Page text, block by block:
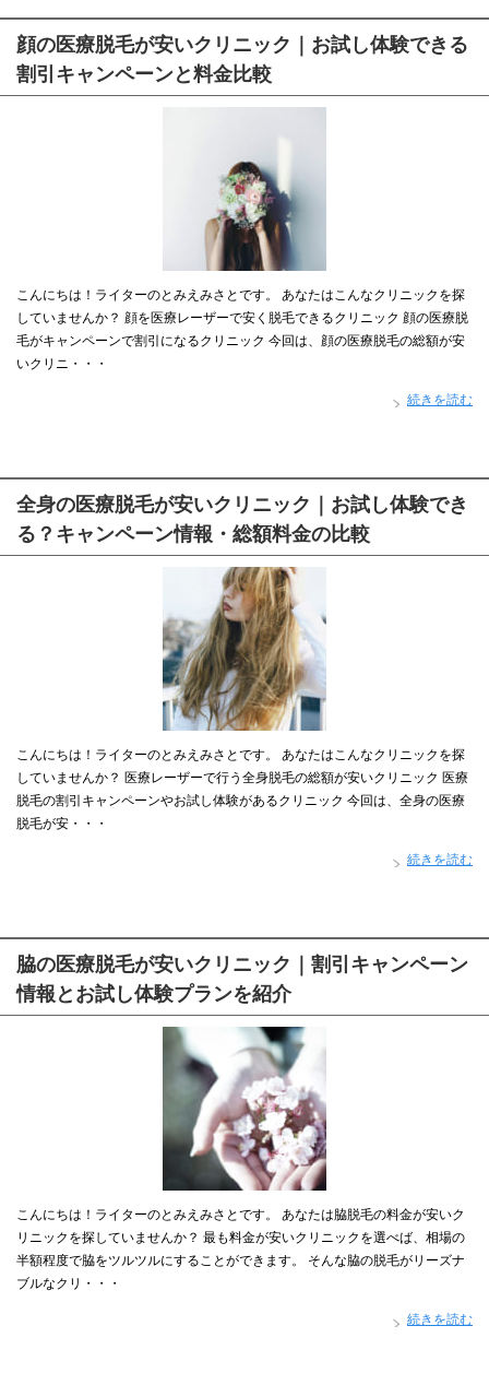
顔の医療脱毛が安いクリニック｜お試し体験できる
割引キャンペーンと料金比較
こんにちは！ライターのとみえみさとです。 あなたはこんなクリニックを探
していませんか？ 顔を医療レーザーで安く脱毛できるクリニック 顔の医療脱
毛がキャンペーンで割引になるクリニック 今回は、顔の医療脱毛の総額が安
いクリニ・・・
続きを読む
全身の医療脱毛が安いクリニック｜お試し体験でき
る？キャンペーン情報・総額料金の比較
こんにちは！ライターのとみえみさとです。 あなたはこんなクリニックを探
していませんか？ 医療レーザーで行う全身脱毛の総額が安いクリニック 医療
脱毛の割引キャンペーンやお試し体験があるクリニック 今回は、全身の医療
脱毛が安・・・
続きを読む
脇の医療脱毛が安いクリニック｜割引キャンペーン
情報とお試し体験プランを紹介
こんにちは！ライターのとみえみさとです。 あなたは脇脱毛の料金が安いク
リニックを探していませんか？ 最も料金が安いクリニックを選べば、相場の
半額程度で脇をツルツルにすることができます。 そんな脇の脱毛がリーズナ
ブルなクリ・・・
続きを読む